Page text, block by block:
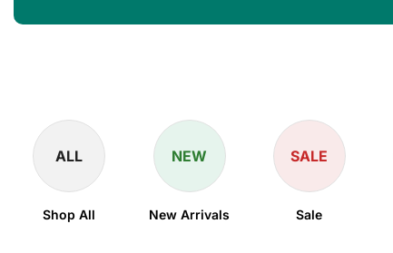
ALL
Shop All
NEW
New Arrivals
SALE
Sale